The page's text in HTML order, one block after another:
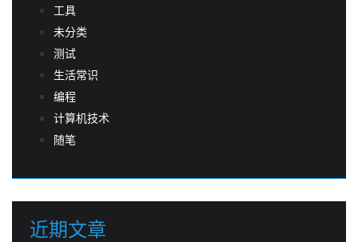
工具
未分类
测试
生活常识
编程
计算机技术
随笔
近期文章